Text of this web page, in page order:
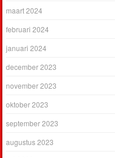
maart 2024
februari 2024
januari 2024
december 2023
november 2023
oktober 2023
september 2023
augustus 2023